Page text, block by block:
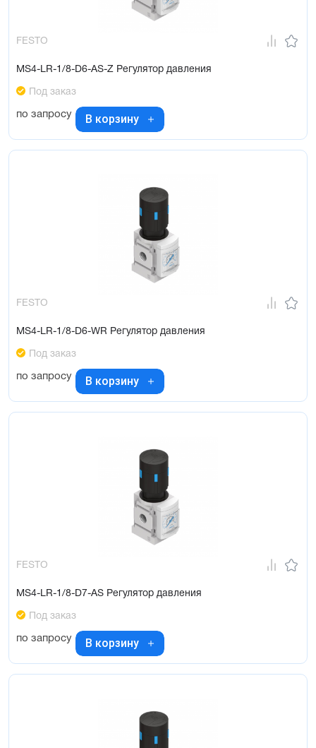
FESTO
MS4-LR-1/8-D6-AS-Z Регулятор давления
Под заказ
по запросу В корзину
FESTO
MS4-LR-1/8-D6-WR Регулятор давления
Под заказ
по запросу В корзину
FESTO
MS4-LR-1/8-D7-AS Регулятор давления
Под заказ
по запросу В корзину